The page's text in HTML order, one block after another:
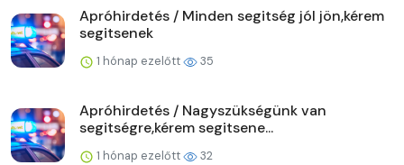
Apróhirdetés / Minden segitség jól jön,kérem
segitsenek
1 hónap ezelőtt 35
Apróhirdetés / Nagyszükségünk van
segitségre,kérem segitsene...
1 hónap ezelőtt 32